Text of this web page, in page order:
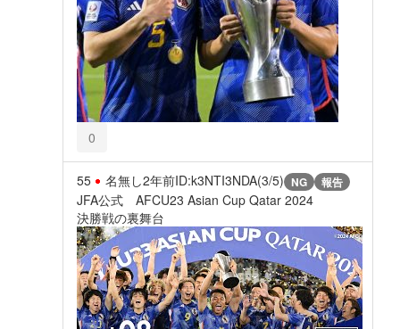
0
55 名無し2年前ID:k3NTI3NDA(3/5) NG 報告
JFA公式 AFCU23 Asian Cup Qatar 2024
決勝戦の裏舞台